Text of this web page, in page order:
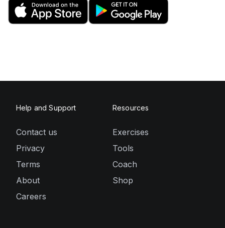
Help and Support
Contact us
Privacy
Terms
About
Careers
Resources
Exercises
Tools
Coach
Shop